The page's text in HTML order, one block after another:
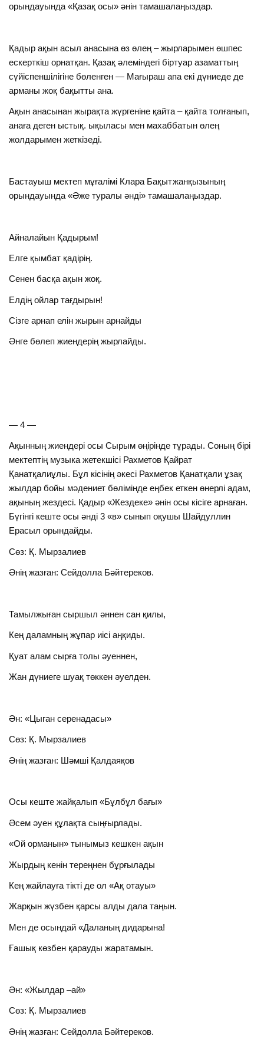
орындауында «Қазақ осы» әнін тамашалаңыздар.
Қадыр ақын асыл анасына өз өлең – жырларымен өшпес
ескерткіш орнатқан. Қазақ әлеміндегі біртуар азаматтың
сүйіспеншілігіне бөленген — Мағыраш апа екі дүниеде де
арманы жоқ бақытты ана.
Ақын анасынан жырақта жүргеніне қайта – қайта толғанып,
анаға деген ыстық. ықыласы мен махаббатын өлең
жолдарымен жеткізеді.
Бастауыш мектеп мұғалімі Клара Бақытжанқызының
орындауында «Әже туралы әнді» тамашалаңыздар.
Айналайын Қадырым!
Елге қымбат қадірің.
Сенен басқа ақын жоқ.
Елдің ойлар тағдырын!
Сізге арнап елін жырын арнайды
Әнге бөлеп жиендерің жырлайды.
— 4 —
Ақынның жиендері осы Сырым өңірінде тұрады. Соның бірі
мектептің музыка жетекшісі Рахметов Қайрат
Қанатқалиұлы. Бұл кісінің әкесі Рахметов Қанатқали ұзақ
жылдар бойы мәдениет бөлімінде еңбек еткен өнерлі адам,
ақының жездесі. Қадыр «Жездеке» әнін осы кісіге арнаған.
Бүгінгі кеште осы әнді 3 «в» сынып оқушы Шайдуллин
Ерасыл орындайды.
Сөз: Қ. Мырзалиев
Әнің жазған: Сейдолла Бәйтереков.
Тамылжыған сыршыл әннен сан қилы,
Кең даламның жұпар иісі аңқиды.
Қуат алам сырға толы әуеннен,
Жан дүниеге шуақ төккен әуелден.
Ән: «Цыган серенадасы»
Сөз: Қ. Мырзалиев
Әнің жазған: Шәмші Қалдаяқов
Осы кеште жайқалып «Бұлбұл бағы»
Әсем әуен құлақта сыңғырлады.
«Ой орманын» тынымыз кешкен ақын
Жырдың кенін тереңнен бұрғылады
Кең жайлауға тікті де ол «Ақ отауы»
Жарқын жүзбен қарсы алды дала таңын.
Мен де осындай «Даланың дидарына!
Ғашық көзбен қарауды жаратамын.
Ән: «Жылдар –ай»
Сөз: Қ. Мырзалиев
Әнің жазған: Сейдолла Бәйтереков.